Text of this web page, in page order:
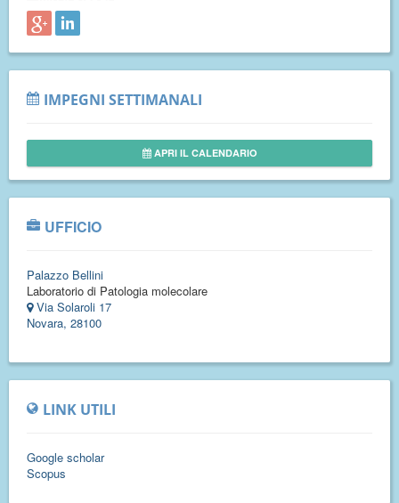
IMPEGNI SETTIMANALI
APRI IL CALENDARIO
UFFICIO
Palazzo Bellini
Laboratorio di Patologia molecolare
Via Solaroli 17
Novara, 28100
LINK UTILI
Google scholar
Scopus